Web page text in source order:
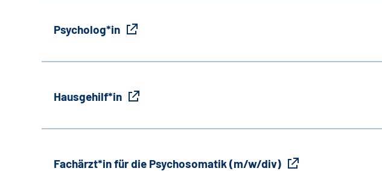
Psycholog*in
Hausgehilf*in
Fachärzt*in für die Psychosomatik (m/w/div)